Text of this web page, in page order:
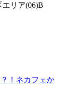
リア(06)B
！ネカフェか